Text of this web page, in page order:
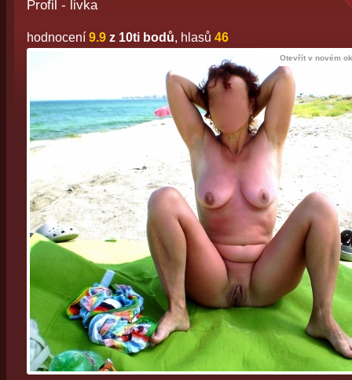
Profil - livka
hodnocení9.9z 10ti bodů, hlasů 46
Otevřít v novém